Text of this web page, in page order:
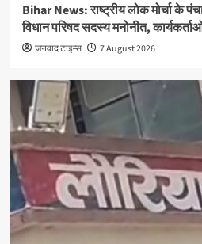
Bihar News: राष्ट्रीय लोक मोर्चा के
विधान परिषद सदस्य मनोनीत,
जनवाद टाइम्स 7 August 2026